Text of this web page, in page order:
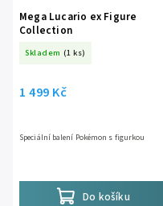
Mega Lucario ex Figure
Collection
Skladem (1 ks)
1 499 Kč
Do košíku
Speciální balení Pokémon s figurkou